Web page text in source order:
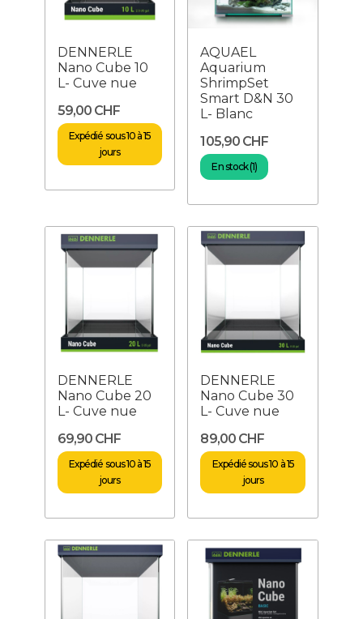
DENNERLE
Nano Cube 10
L- Cuve nue
59,00 CHF
Expédié sous 10 à 15
jours
AQUAEL
Aquarium
ShrimpSet
Smart D&N 30
L- Blanc
105,90 CHF
En stock (1)
DENNERLE
Nano Cube 20
L- Cuve nue
69,90 CHF
Expédié sous 10 à 15
jours
DENNERLE
Nano Cube 30
L- Cuve nue
89,00 CHF
Expédié sous 10 à 15
jours